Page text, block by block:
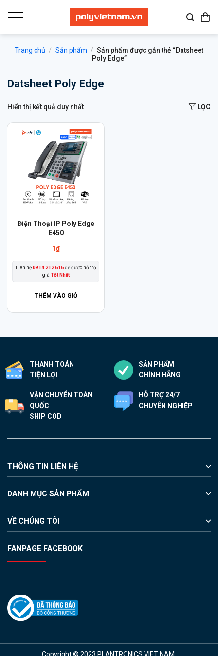
qua
Trang chủ / Sản phẩm / Sản phẩm được gắn thẻ “Datsheet
Poly Edge”
Datsheet Poly Edge
Hiển thị kết quả duy nhất LỌC
Điện Thoại IP Poly Edge
E450
1₫
Liên hệ0914 212 616để được hỗ trợ
giá Tốt Nhất
THÊM VÀO GIỎ
THANH TOÁN
TIỆN LỢI
SẢN PHẨM
CHÍNH HÃNG
VẬN CHUYỂN TOÀN
QUỐC
SHIP COD
HỖ TRỢ 24/7
CHUYÊN NGHIỆP
THÔNG TIN LIÊN HỆ
DANH MỤC SẢN PHẨM
VỀ CHÚNG TÔI
FANPAGE FACEBOOK
Copyright © 2023 PLANTRONICS VIET NAM.